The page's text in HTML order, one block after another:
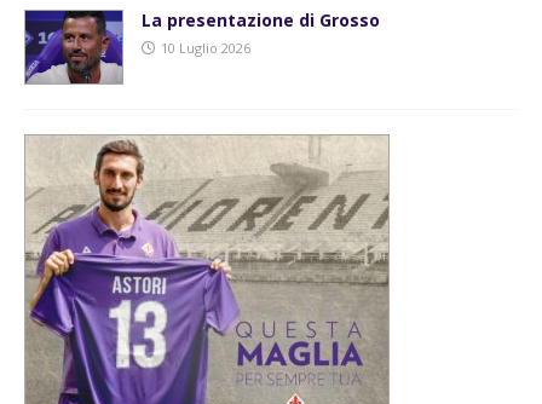
La presentazione di Grosso
10 Luglio 2026